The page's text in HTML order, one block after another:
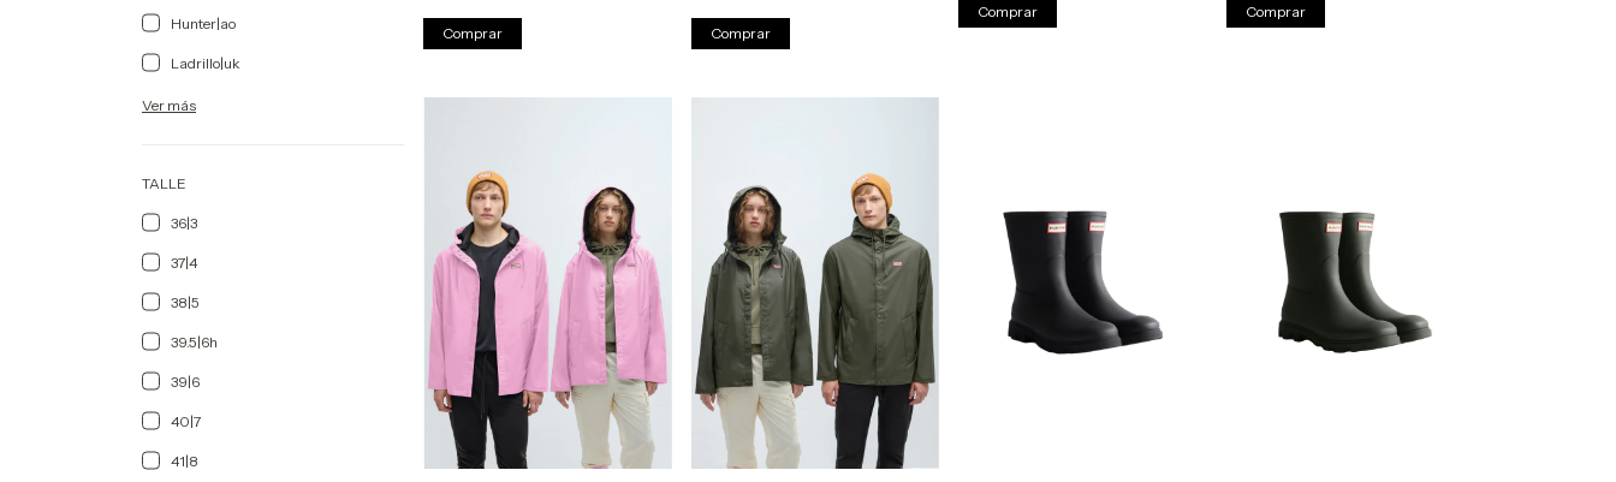
Hunter|ao
Ladrillo|uk
Ver más
TALLE
36|3
37|4
38|5
39.5|6h
39|6
40|7
41|8
Comprar Comprar
Comprar Comprar